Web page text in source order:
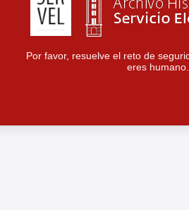
Por favor, resuelve el reto de
eres humano.